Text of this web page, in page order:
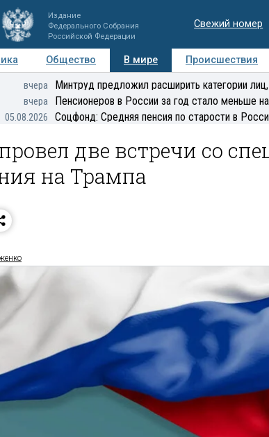
Издание
Федерального Собрания
Российской Федерации
Свежий номер
Общество В мире Происшествия
Мнения Регионы Медиацентр
вчера Минтруд предложил расширить категории
вчера Пенсионеров в России за год стало меньше
05.08.2026 Соцфонд: Средняя пенсия по старости в
две встречи со
на Трампа